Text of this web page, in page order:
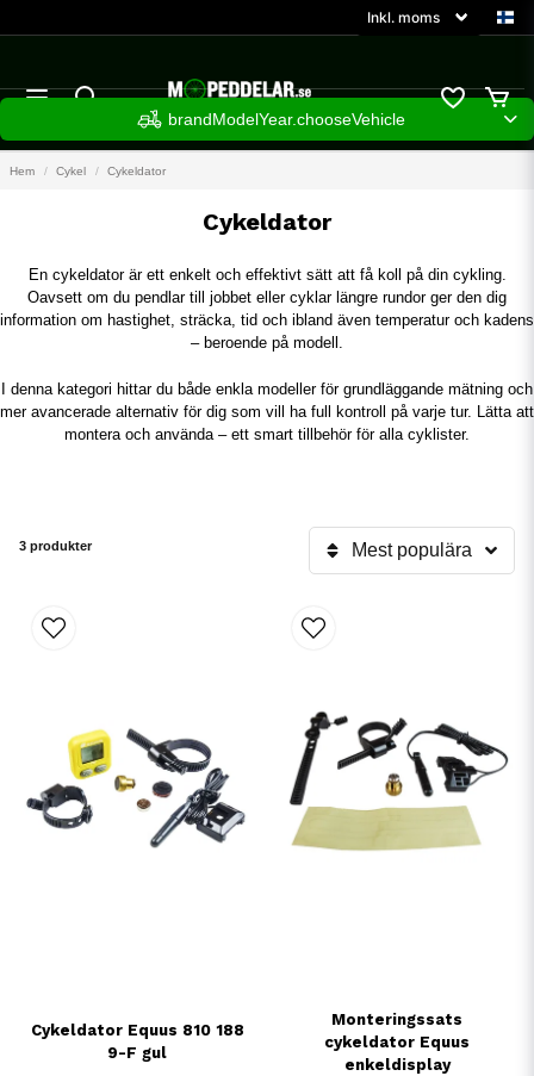
brandModelYear.chooseVehicle
Hem Cykel Cykeldator
Cykeldator
En cykeldator är ett enkelt och effektivt sätt att få koll på din cykling.
Oavsett om du pendlar till jobbet eller cyklar längre rundor ger den dig
information om hastighet, sträcka, tid och ibland även temperatur och kadens
– beroende på modell.
I denna kategori hittar du både enkla modeller för grundläggande mätning och
mer avancerade alternativ för dig som vill ha full kontroll på varje tur. Lätta att
montera och använda – ett smart tillbehör för alla cyklister.
3 produkter Mest populära
Cykeldator Equus 810 188
9-F gul
Monteringssats
cykeldator Equus
enkeldisplay